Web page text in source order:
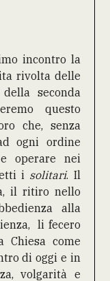
incontro la
rivolta delle
seconda
questo
che, senza
ogni ordine
operare nei
i solitari. Il
il ritiro nello
alla
li fecero
Chiesa come
di oggi e in
volgarità e